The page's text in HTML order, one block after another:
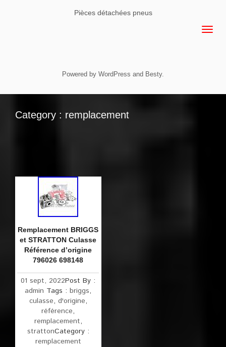
Pièces détachées pneus
Powered by WordPress and Besty.
Category : remplacement
Remplacement BRIGGS
et STRATTON Culasse
Référence d’origine
796026 698148
01 sept, 2022Post By :
admin Tags :briggs,
culasse, d'origine,
référence,
remplacement,
strattonCategory :
remplacement